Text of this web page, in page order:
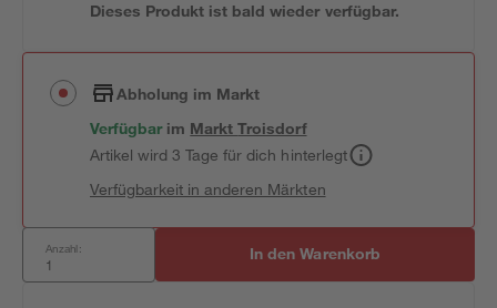
Dieses Produkt ist bald wieder verfügbar.
Abholung im Markt
Verfügbar im MarktTroisdorf
Artikel wird 3 Tage für dich hinterlegt
Verfügbarkeit in anderen Märkten
Anzahl: In den Warenkorb